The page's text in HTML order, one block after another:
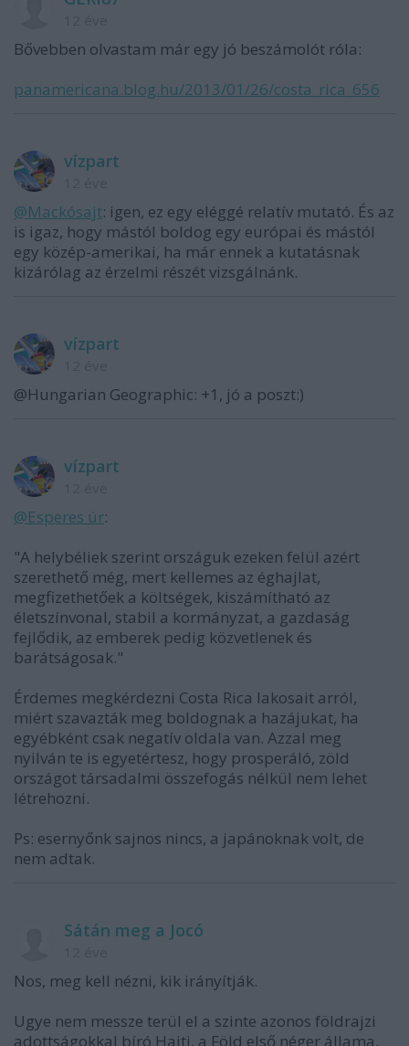
Bővebben olvastam már egy jó beszámolót róla:
panamericana.blog.hu/2013/01/26/costa_rica_656
vízpart
@Mackósajt: igen, ez egy eléggé relatív mutató. És az
is igaz, hogy mástól boldog egy európai és mástól
egy közép-amerikai, ha már ennek a kutatásnak
kizárólag az érzelmi részét vizsgálnánk.
vízpart
@Hungarian Geographic: +1, jó a poszt:)
vízpart
@Esperes úr:
"A helybéliek szerint országuk ezeken felül azért
szerethető még, mert kellemes az éghajlat,
megfizethetőek a költségek, kiszámítható az
életszínvonal, stabil a kormányzat, a gazdaság
fejlődik, az emberek pedig közvetlenek és
barátságosak."
Érdemes megkérdezni Costa Rica lakosait arról,
miért szavazták meg boldognak a hazájukat, ha
egyébként csak negatív oldala van. Azzal meg
nyilván te is egyetértesz, hogy prosperáló, zöld
országot társadalmi összefogás nélkül nem lehet
létrehozni.
Ps: esernyőnk sajnos nincs, a japánoknak volt, de
nem adtak.
Sátán meg a Jocó
Nos, meg kell nézni, kik irányítják.
Ugye nem messze terül el a szinte azonos földrajzi
adottságokkal bíró Haiti, a Föld első néger állama,